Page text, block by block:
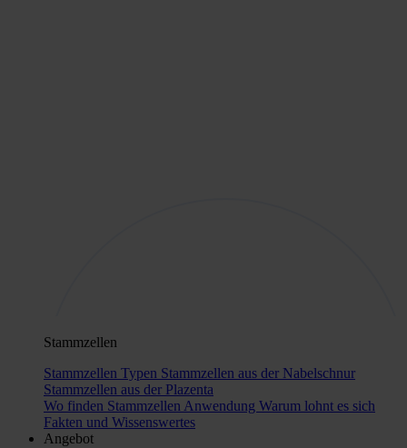
Stammzellen
Stammzellen Typen Stammzellen aus der Nabelschnur
Stammzellen aus der Plazenta
Wo finden Stammzellen Anwendung Warum lohnt es sich
Fakten und Wissenswertes
Angebot